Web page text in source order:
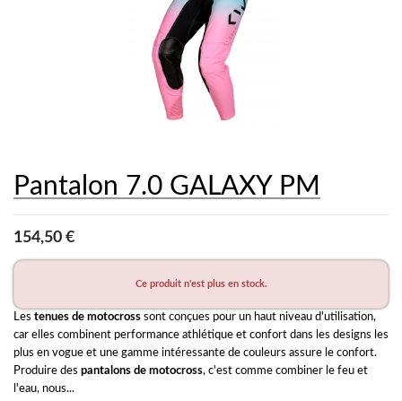
Pantalon 7.0 GALAXY PM
154,50 €
Ce produit n'est plus en stock.
Les tenues de motocross sont conçues pour un haut niveau d'utilisation,
car elles combinent performance athlétique et confort dans les designs les
plus en vogue et une gamme intéressante de couleurs assure le confort.
Produire des pantalons de motocross, c'est comme combiner le feu et
l'eau, nous...